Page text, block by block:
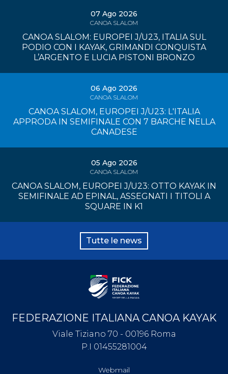
07 Ago 2026
CANOA SLALOM
CANOA SLALOM: EUROPEI J/U23, ITALIA SUL
PODIO CON I KAYAK, GRIMANDI CONQUISTA
L’ARGENTO E LUCIA PISTONI BRONZO
06 Ago 2026
CANOA SLALOM
CANOA SLALOM, EUROPEI J/U23: L'ITALIA
APPRODA IN SEMIFINALE CON 7 BARCHE NELLA
CANADESE
05 Ago 2026
CANOA SLALOM
CANOA SLALOM, EUROPEI J/U23: OTTO KAYAK IN
SEMIFINALE AD EPINAL, ASSEGNATI I TITOLI A
SQUARE IN K1
Tutte le news
FEDERAZIONE ITALIANA CANOA KAYAK
Viale Tiziano 70 - 00196 Roma
P.I 01455281004
Webmail